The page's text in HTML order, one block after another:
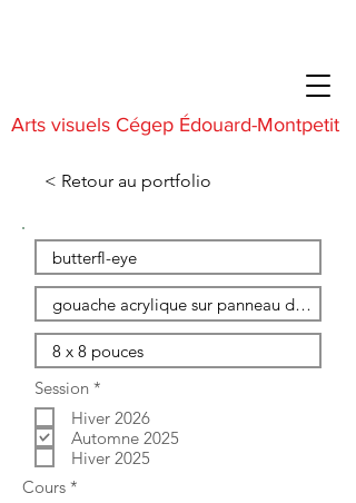
Arts visuels Cégep Édouard-Montpetit
< Retour au portfolio
Session *
l
i
g
a
Hiver 2026
Automne 2025
Hiver 2025
Cours *